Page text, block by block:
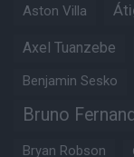
Aston Villa
Axel Tuanzebe
Benjamin Sesko
Bruno
Bryan Robson